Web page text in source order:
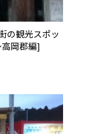
の観光スポッ
岡郡編]